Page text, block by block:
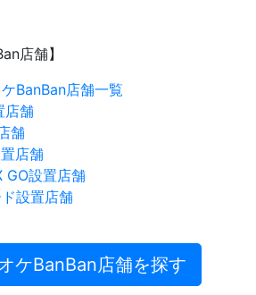
店舗】
BanBan店舗一覧
店舗
舗
店舗
設置店舗
設置店舗
ケBanBan店舗を探す